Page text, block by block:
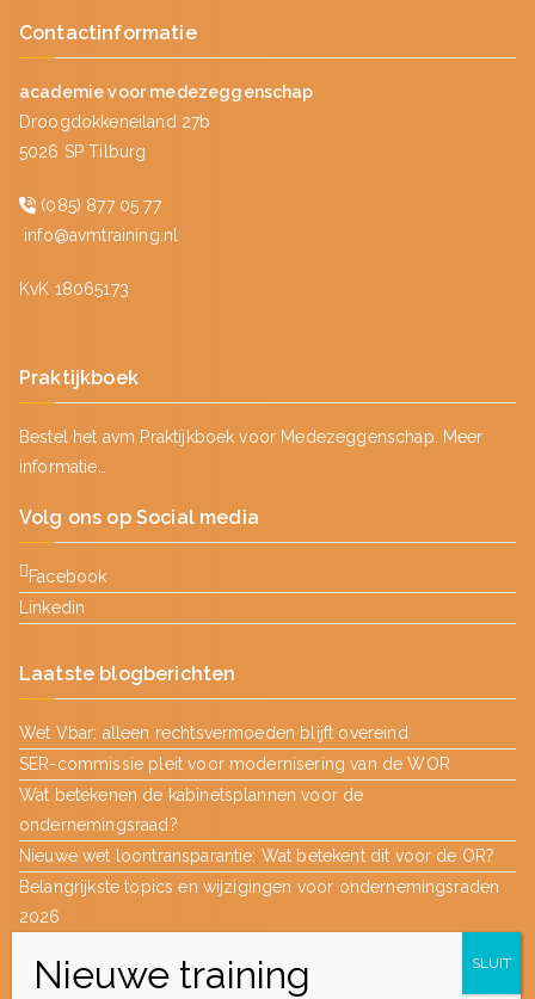
Contactinformatie
academie voor medezeggenschap
Droogdokkeneiland 27b
5026 SP Tilburg
(085) 877 05 77
info@avmtraining.nl
KvK 18065173
Praktijkboek
Bestel het avm Praktijkboek voor Medezeggenschap.
Meer
informatie…
Volg ons op Social media
Facebook
Linkedin
Laatste blogberichten
Wet Vbar: alleen rechtsvermoeden blijft overeind
SER-commissie pleit voor modernisering van de WOR
Wat betekenen de kabinetsplannen voor de
ondernemingsraad?
Nieuwe wet loontransparantie: Wat betekent dit voor de OR?
Belangrijkste topics en wijzigingen voor ondernemingsraden
2026